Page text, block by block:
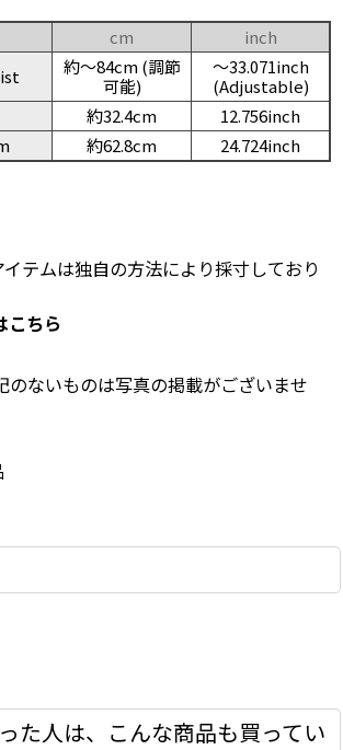
cm
inch
約〜84cm (調節
可能)
〜33.071inch
(Adjustable)
約32.4cm
12.756inch
約62.8cm 24.724inch
テムは独自の方法により採寸しており
こちら
のないものは写真の掲載がございませ
た人は、こんな商品も買ってい